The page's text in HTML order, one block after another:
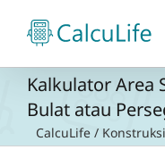
content
Kalkulator Area
Bulat atau
CalcuLife / Konstruksi